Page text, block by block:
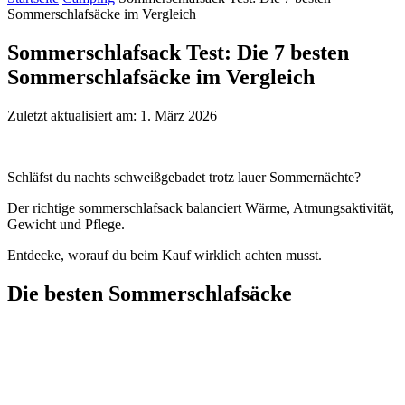
Sommerschlafsäcke im Vergleich
Sommerschlafsack Test: Die 7 besten
Sommerschlafsäcke im Vergleich
Zuletzt aktualisiert am: 1. März 2026
Schläfst du nachts schweißgebadet trotz lauer Sommernächte?
Der richtige sommerschlafsack balanciert Wärme, Atmungsaktivität,
Gewicht und Pflege.
Entdecke, worauf du beim Kauf wirklich achten musst.
Die besten Sommerschlafsäcke